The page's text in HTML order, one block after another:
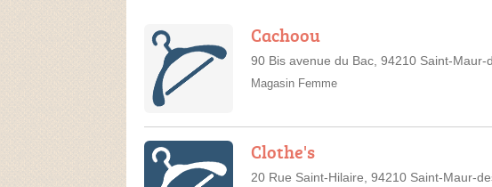
Cachoou
90 Bis avenue du Bac, 94210 Saint-Maur-
Magasin Femme
Clothe's
20 Rue Saint-Hilaire, 94210 Saint-Maur-